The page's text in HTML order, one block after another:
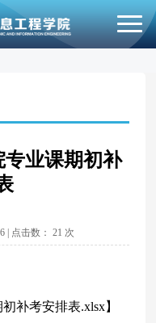
专业课期初补
| 点击数： 21 次
补考安排表.xlsx】